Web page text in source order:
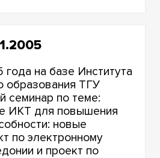
на базе Института
образования ТГУ
семинар по теме:
ИКТ для повышения
новые
по электронному
и проект по